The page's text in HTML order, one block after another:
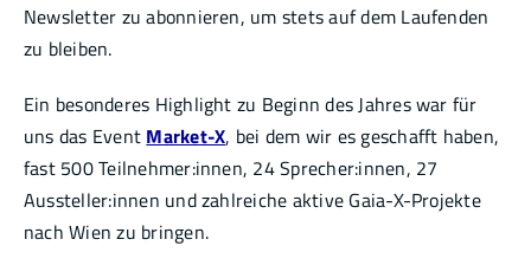
Newsletter zu abonnieren, um stets auf dem Laufenden
zu bleiben.
Ein besonderes Highlight zu Beginn des Jahres war für
uns das Event Market-X, bei dem wir es geschafft haben,
fast 500 Teilnehmer:innen, 24 Sprecher:innen, 27
Aussteller:innen und zahlreiche aktive Gaia-X-Projekte
nach Wien zu bringen.